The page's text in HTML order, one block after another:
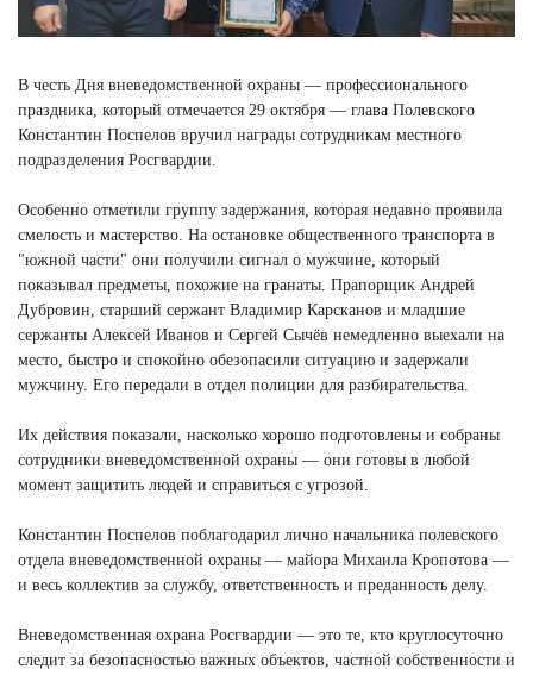
В честь Дня вневедомственной охраны — профессионального
праздника, который отмечается 29 октября — глава Полевского
Константин Поспелов вручил награды сотрудникам местного
подразделения Росгвардии.
Особенно отметили группу задержания, которая недавно проявила
смелость и мастерство. На остановке общественного транспорта в
"южной части" они получили сигнал о мужчине, который
показывал предметы, похожие на гранаты. Прапорщик Андрей
Дубровин, старший сержант Владимир Карсканов и младшие
сержанты Алексей Иванов и Сергей Сычёв немедленно выехали на
место, быстро и спокойно обезопасили ситуацию и задержали
мужчину. Его передали в отдел полиции для разбирательства.
Их действия показали, насколько хорошо подготовлены и собраны
сотрудники вневедомственной охраны — они готовы в любой
момент защитить людей и справиться с угрозой.
Константин Поспелов поблагодарил лично начальника полевского
отдела вневедомственной охраны — майора Михаила Кропотова —
и весь коллектив за службу, ответственность и преданность делу.
Вневедомственная охрана Росгвардии — это те, кто круглосуточно
следит за безопасностью важных объектов, частной собственности и